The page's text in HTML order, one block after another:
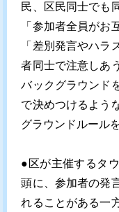
民、区民同士でも
「参加者全員がお
「差別発言やハラ
者同士で注意しあ
バックグラウンド
で決めつけるよう
グラウンドルール
●区が主催するタ
頭に、参加者の発
れることがある一